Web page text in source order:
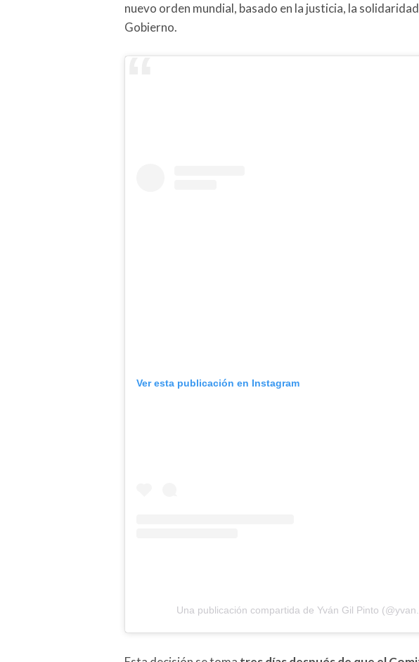
nuevo orden mundial, basado en la justicia, la
Gobierno.
Ver esta publicación en Instagram
Una publicación compartida de Yván Gil Pinto